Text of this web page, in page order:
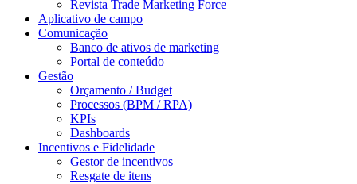
Revista Trade Marketing Force
Aplicativo de campo
Comunicação
Banco de ativos de marketing
Portal de conteúdo
Gestão
Orçamento / Budget
Processos (BPM / RPA)
KPIs
Dashboards
Incentivos e Fidelidade
Gestor de incentivos
Resgate de itens